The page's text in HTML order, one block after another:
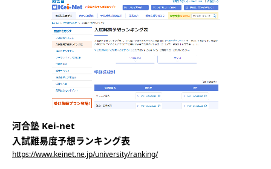
河合塾 Kei-net
入試難易度予想ランキング表
https://www.keinet.ne.jp/university/ranking/